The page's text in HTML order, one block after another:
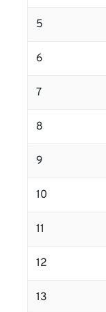
5
6
7
8
9
10
11
12
13